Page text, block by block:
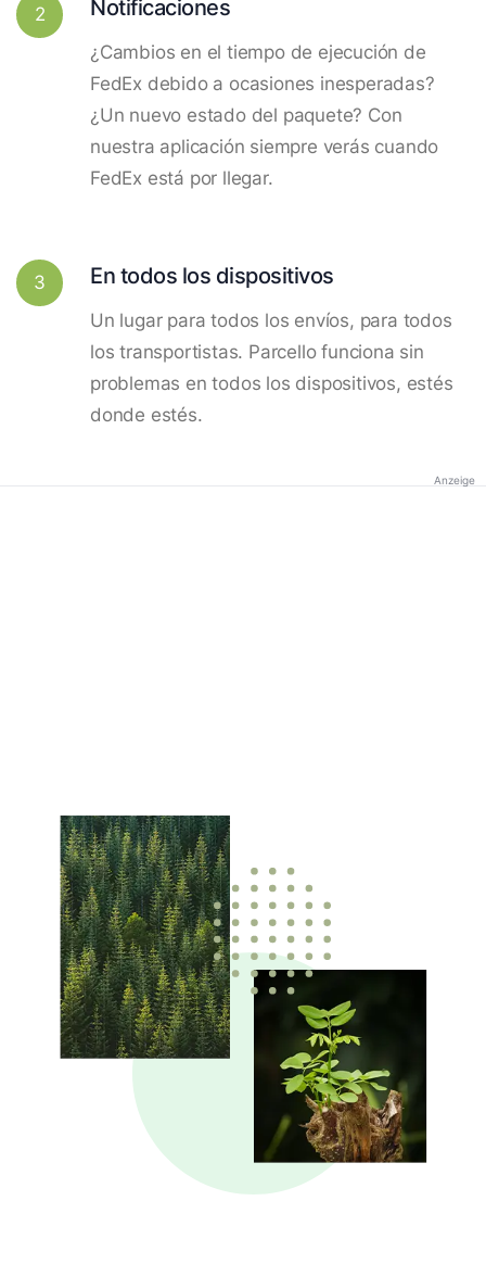
2 Notificaciones
¿Cambios en el tiempo de ejecución de
FedEx debido a ocasiones inesperadas?
¿Un nuevo estado del paquete? Con
nuestra aplicación siempre verás cuando
FedEx está por llegar.
3 En todos los dispositivos
Un lugar para todos los envíos, para todos
los transportistas. Parcello funciona sin
problemas en todos los dispositivos, estés
donde estés.
Anzeige